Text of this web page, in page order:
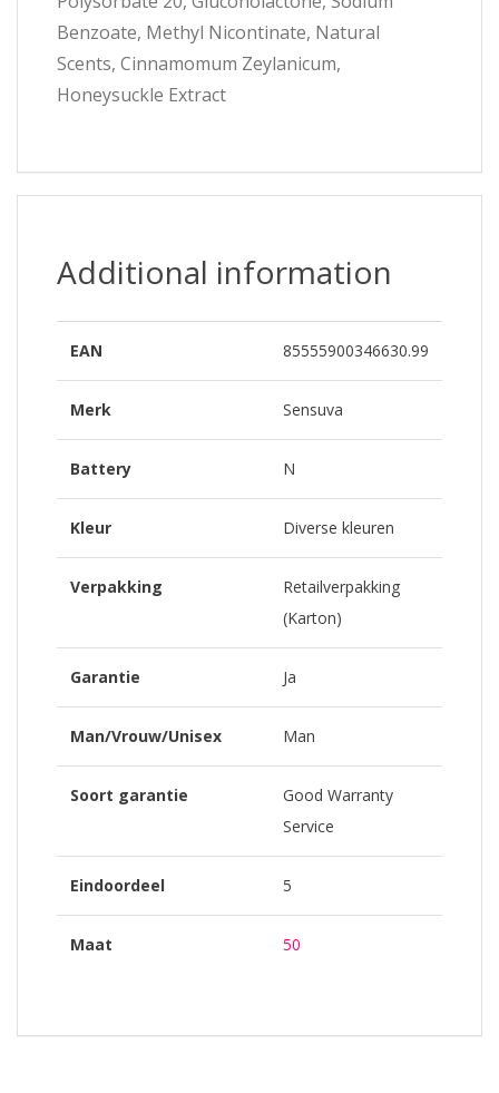
Benzoate, Methyl Nicontinate, Natural
Scents, Cinnamomum Zeylanicum,
Honeysuckle Extract
Additional information
EAN 85555900346630.99
Merk Sensuva
Battery N
Kleur Diverse kleuren
Verpakking
Retailverpakking
(Karton)
Garantie Ja
Man/Vrouw/Unisex Man
Soort garantie
Good Warranty
Service
Eindoordeel 5
Maat 50